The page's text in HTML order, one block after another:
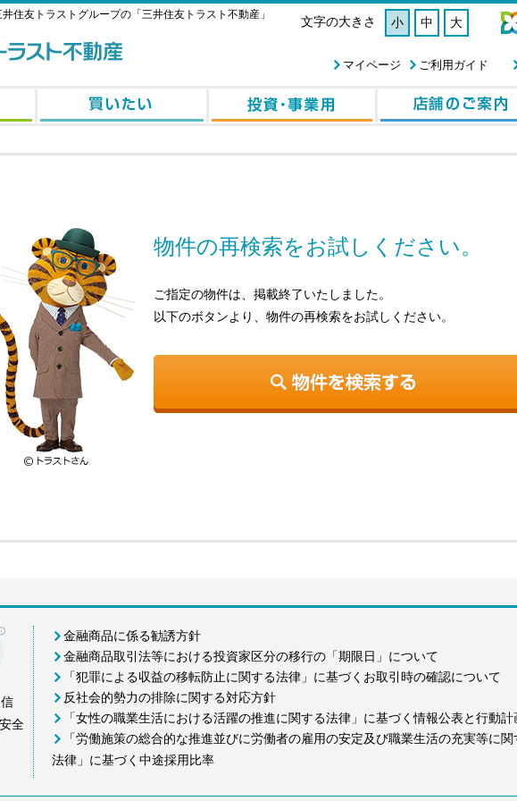
住友トラストグループの「三井住友トラスト不動産」 文字の大きさ 小 中 大
ご利用ガイド
マイページ
物件の再検索をお試しください。
ご指定の物件は、掲載終了いたしました。
以下のボタンより、物件の再検索をお試しください。
全
金融商品に係る勧誘方針
金融商品取引法等における投資家区分の移行の「期限日」について
「犯罪による収益の移転防止に関する法律」に基づくお取引時の確認について
反社会的勢力の排除に関する対応方針
「女性の職業生活における活躍の推進に関する法律」に基づく情報公表と行動計
「労働施策の総合的な推進並びに労働者の雇用の安定及び職業生活の充実等に関
法律」に基づく中途採用比率